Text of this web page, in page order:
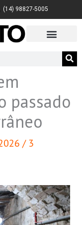
(14) 98827-5005
passado
/ 3